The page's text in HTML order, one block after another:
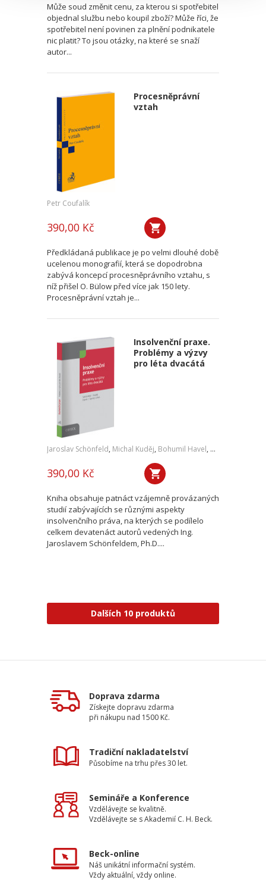
Může soud změnit cenu, za kterou si spotřebitel
objednal službu nebo koupil zboží? Může říci, že
spotřebitel není povinen za plnění podnikatele
nic platit? To jsou otázky, na které se snaží
autor...
Procesněprávní
vztah
Petr Coufalík
390,00 Kč
Předkládaná publikace je po velmi dlouhé době
ucelenou monografií, která se dopodrobna
zabývá koncepcí procesněprávního vztahu, s
níž přišel O. Bülow před více jak 150 lety.
Procesněprávní vztah je...
Insolvenční praxe.
Problémy a výzvy
pro léta dvacátá
Jaroslav Schönfeld, Michal Kuděj, Bohumil Havel, Petr Sprinz
390,00 Kč
Kniha obsahuje patnáct vzájemně provázaných
studií zabývajících se různými aspekty
insolvenčního práva, na kterých se podílelo
celkem devatenáct autorů vedených Ing.
Jaroslavem Schönfeldem, Ph.D....
Dalších 10 produktů
Doprava zdarma
Získejte dopravu zdarma
při nákupu nad 1500 Kč.
Tradiční nakladatelství
Působíme na trhu přes 30 let.
Semináře a Konference
Vzdělávejte se kvalitně.
Vzdělávejte se s Akademií C. H. Beck.
Beck-online
Náš unikátní informační systém.
Vždy aktuální, vždy online.